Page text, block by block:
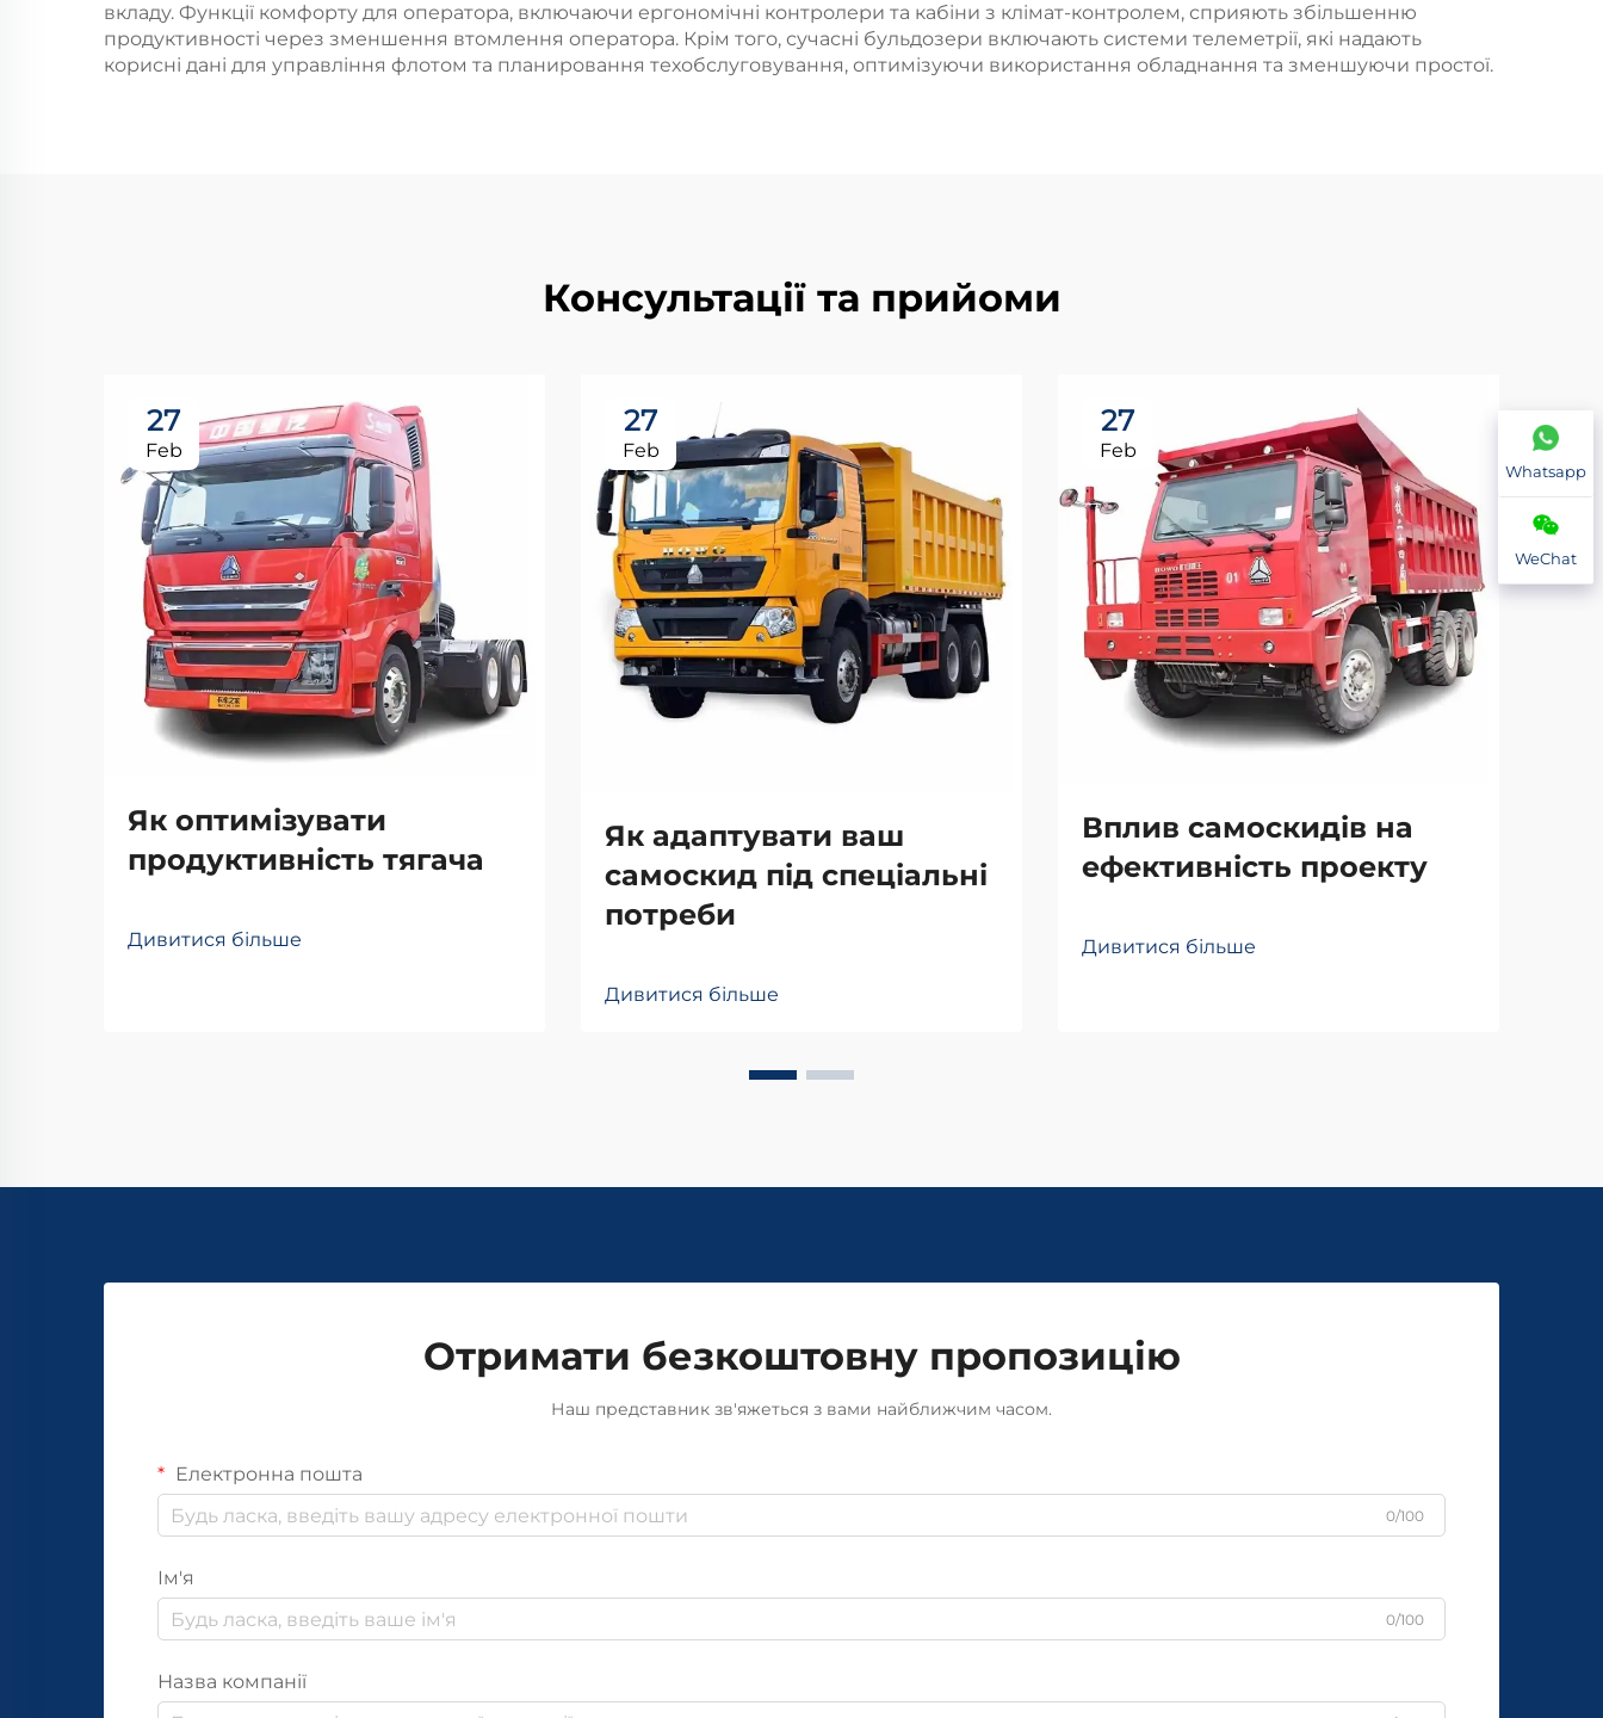
вкладу. Функції комфорту для оператора, включаючи ергономічні контролери та кабіни з клімат-контролем, сприяють збільшенню
продуктивності через зменшення втомлення оператора. Крім того, сучасні бульдозери включають системи телеметрії, які надають
корисні дані для управління флотом та планировання техобслуговування, оптимізуючи використання обладнання та зменшуючи простої.
Консультації та прийоми
27
Feb
Як оптимізувати
продуктивність тягача
Дивитися більше
27
Feb
Як адаптувати ваш
самоскид під спеціальні
потреби
Дивитися більше
27
Feb
Вплив самоскидів на
ефективність проекту
Дивитися більше
Отримати безкоштовну пропозицію
Наш представник зв'яжеться з вами найближчим часом.
Електронна пошта
0/100
Ім'я
0/100
Назва компанії
Whatsapp
WeChat